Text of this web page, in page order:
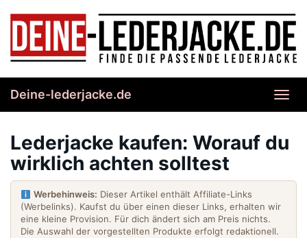
content
Deine-lederjacke.de
Lederjacke kaufen: Worauf du
wirklich achten solltest
Werbehinweis: Dieser Artikel enthält Affiliate-Links
(Werbelinks). Kaufst du über einen dieser Links, erhalten wir
eine kleine Provision. Für dich ändert sich am Preis nichts.
Die Auswahl der vorgestellten Produkte erfolgt redaktionell.